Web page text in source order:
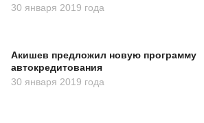
30 января 2019 года
Акишев предложил новую программу
автокредитования
30 января 2019 года